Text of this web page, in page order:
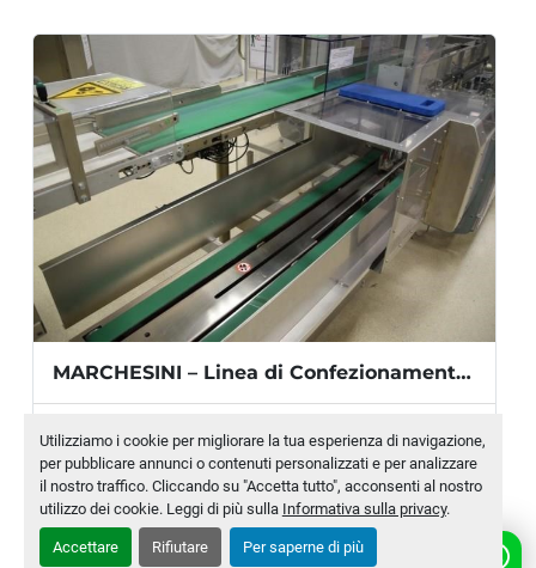
Utilizziamo i cookie per migliorare la tua esperienza di navigazione,
per pubblicare annunci o contenuti personalizzati e per analizzare
il nostro traffico. Cliccando su "Accetta tutto", acconsenti al nostro
utilizzo dei cookie. Leggi di più sulla Informativa sulla privacy.
Accettare Rifiutare Per saperne di più
DIMENSIONI
Peso macchina: 2.200 Kg
Dimensioni dell’attrezzatura: 3.680 x 1.660
x 1.570 mm
MARCHESINI – Linea di Confezionamento Siringhe Pre-Riempite
Modello FC420
Numero di magazzino MLTC-0010-WH